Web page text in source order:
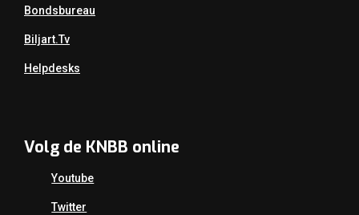
Bondsbureau
Biljart.tv
Helpdesks
Volg de KNBB online
Youtube
Twitter